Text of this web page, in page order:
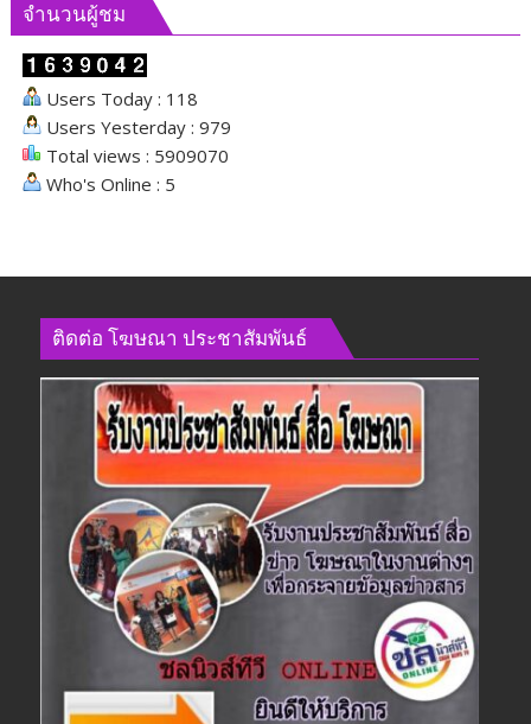
จำนวนผู้ชม
Users Today : 118
Users Yesterday : 979
Total views : 5909070
Who's Online : 5
ติดต่อ​ โฆษณา​ ประชาสัมพันธ์